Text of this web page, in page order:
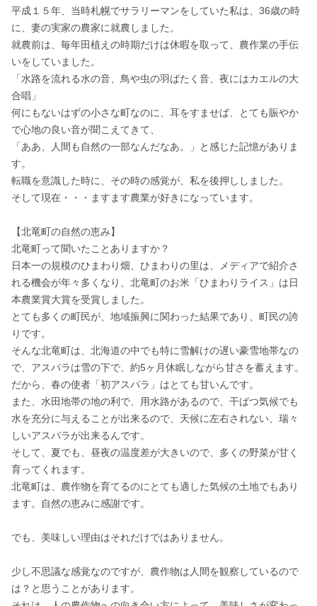
平成１５年、当時札幌でサラリーマンをしていた私は、36歳の時
に、妻の実家の農家に就農しました。
就農前は、毎年田植えの時期だけは休暇を取って、農作業の手伝
いをしていました。
「水路を流れる水の音、鳥や虫の羽ばたく音、夜にはカエルの大
合唱」
何にもないはずの小さな町なのに、耳をすませば、とても賑やか
で心地の良い音が聞こえてきて、
「ああ、人間も自然の一部なんだなあ。」と感じた記憶がありま
す。
転職を意識した時に、その時の感覚が、私を後押ししました。
そして現在・・・ますます農業が好きになっています。
【北竜町の自然の恵み】
北竜町って聞いたことありますか？
日本一の規模のひまわり畑、ひまわりの里は、メディアで紹介さ
れる機会が年々多くなり、北竜町のお米「ひまわりライス」は日
本農業賞大賞を受賞しました。
とても多くの町民が、地域振興に関わった結果であり、町民の誇
りです。
そんな北竜町は、北海道の中でも特に雪解けの遅い豪雪地帯なの
で、アスパラは雪の下で、約5ヶ月休眠しながら甘さを蓄えます。
だから、春の使者「初アスパラ」はとても甘いんです。
また、水田地帯の地の利で、用水路があるので、干ばつ気候でも
水を充分に与えることが出来るので、天候に左右されない、瑞々
しいアスパラが出来るんです。
そして、夏でも、昼夜の温度差が大きいので、多くの野菜が甘く
育ってくれます。
北竜町は、農作物を育てるのにとても適した気候の土地でもあり
ます。自然の恵みに感謝です。
でも、美味しい理由はそれだけではありません。
少し不思議な感覚なのですが、農作物は人間を観察しているので
は？と思うことがあります。